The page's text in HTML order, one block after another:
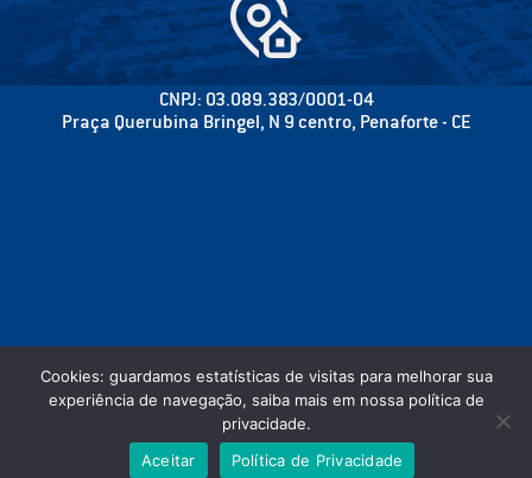
CNPJ: 03.089.383/0001-04
Praça Querubina Bringel, N 9 centro, Penaforte - CE
©2020 CÂMARA MUNICIPAL DE PENAFORTE - PODER LEGISLATIVO - TODOS OS
DIREITOS RESERVADOS.
Cookies: guardamos estatísticas de visitas para melhorar sua
experiência de navegação, saiba mais em nossa política de
privacidade.
Aceitar
Política de Privacidade